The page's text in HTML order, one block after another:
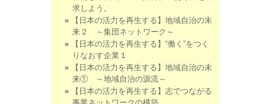
求しよう。
【日本の活力を再生する】地域自治の未
来２ ～集団ネットワーク～
【日本の活力を再生する】“働く”をつく
りなおす企業１
【日本の活力を再生する】地域自治の未
来① ～地域自治の源流～
【日本の活力を再生する】志でつながる